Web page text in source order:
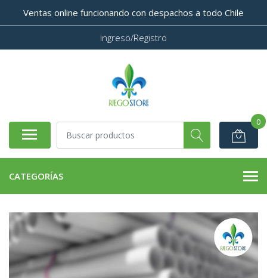
Ventas online funcionando con despachos a todo Chile
Ingreso/Registro
0
CATEGORÍAS